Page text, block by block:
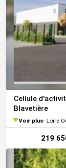
Cellule
Blavetière
Voir plus Loire
219